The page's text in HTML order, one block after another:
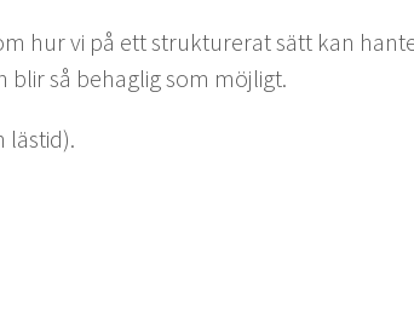
hur vi på ett struk­tur­erat sätt kan
blir så behaglig som möjligt.
lästid).